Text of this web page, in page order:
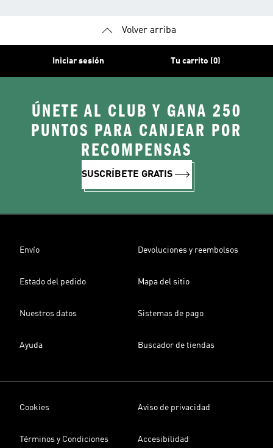
Volver arriba
Iniciar sesión Tu carrito (0)
ÚNETE AL CLUB Y GANA 250
PUNTOS PARA CANJEAR POR
RECOMPENSAS
SUSCRÍBETE GRATIS
Envío Devoluciones y reembolsos
Estado del pedido Mapa del sitio
Nuestros datos Sistemas de pago
Ayuda Buscador de tiendas
Cookies Aviso de privacidad
Términos y Condiciones Accesibilidad